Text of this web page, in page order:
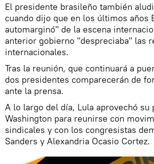
El presidente brasileño también
cuando dijo que en los últimos años
automarginó" de la escena
anterior gobierno "despreciaba" las
internacionales.
Tras la reunión, que continuará a
dos presidentes comparecerán de
ante la prensa.
A lo largo del día, Lula aprovechó su
Washington para reunirse con
sindicales y con los congresistas
Sanders y Alexandria Ocasio Cortez.